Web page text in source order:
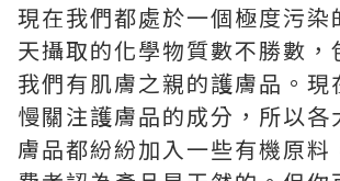
現在我們都處於一個極度污染
天攝取的化學物質數不勝數，
我們有肌膚之親的護膚品。現
慢關注護膚品的成分，所以各
膚品都紛紛加入一些有機原料